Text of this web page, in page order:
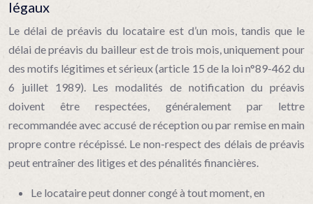
légaux
Le délai de préavis du locataire est d’un mois, tandis que le
délai de préavis du bailleur est de trois mois, uniquement pour
des motifs légitimes et sérieux (article 15 de la loi n°89-462 du
6 juillet 1989). Les modalités de notification du préavis
doivent être respectées, généralement par lettre
recommandée avec accusé de réception ou par remise en main
propre contre récépissé. Le non-respect des délais de préavis
peut entraîner des litiges et des pénalités financières.
Le locataire peut donner congé à tout moment, en